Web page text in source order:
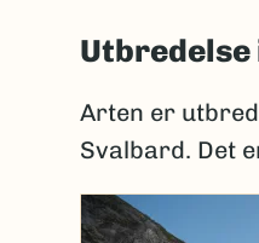
Utbredelse
Arten er
Svalbard. Det